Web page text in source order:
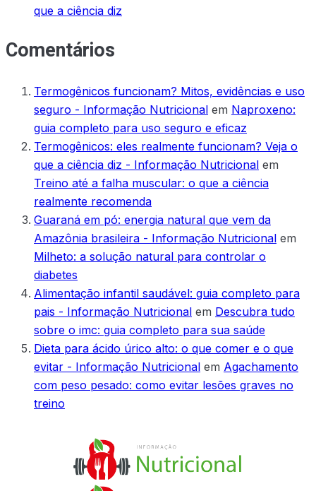
que a ciência diz
Comentários
Termogênicos funcionam? Mitos, evidências e uso
seguro - Informação Nutricional em Naproxeno:
guia completo para uso seguro e eficaz
Termogênicos: eles realmente funcionam? Veja o
que a ciência diz - Informação Nutricional em
Treino até a falha muscular: o que a ciência
realmente recomenda
Guaraná em pó: energia natural que vem da
Amazônia brasileira - Informação Nutricional em
Milheto: a solução natural para controlar o
diabetes
Alimentação infantil saudável: guia completo para
pais - Informação Nutricional em Descubra tudo
sobre o imc: guia completo para sua saúde
Dieta para ácido úrico alto: o que comer e o que
evitar - Informação Nutricional em Agachamento
com peso pesado: como evitar lesões graves no
treino